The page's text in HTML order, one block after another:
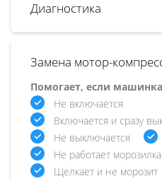
Диагностика
Замена мотор-
Помогает, если
Не включается
Включается и сразу
Не выключается
Не работает морозилка
Щелкает и не морозит